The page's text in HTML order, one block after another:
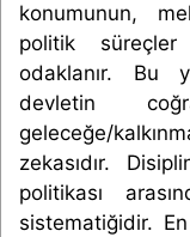
konumunun,
politik süreçler
odaklanır. Bu
devletin
geleceğe/
zekasıdır.
politikası
sistematiğidir.